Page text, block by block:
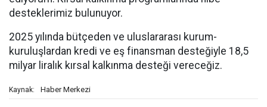
desteklerimiz bulunuyor.
2025 yılında bütçeden ve uluslararası kurum-
kuruluşlardan kredi ve eş finansman desteğiyle 18,5
milyar liralık kırsal kalkınma desteği vereceğiz.
Kaynak: Haber Merkezi